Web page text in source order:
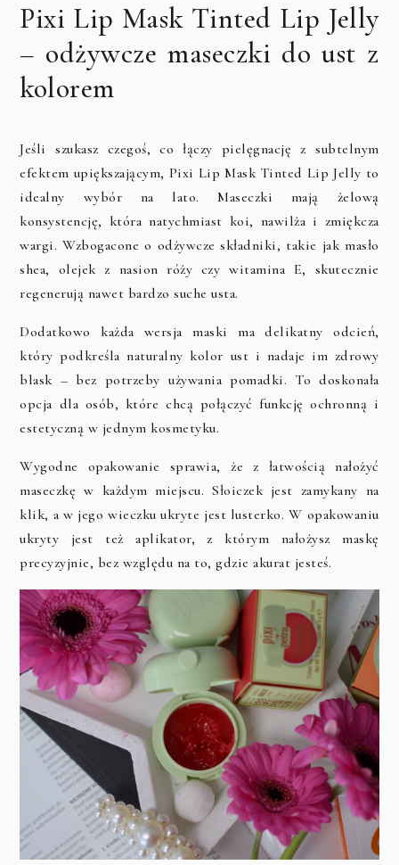
Pixi Lip Mask Tinted Lip Jelly
– odżywcze maseczki do ust z
kolorem
Jeśli szukasz czegoś, co łączy pielęgnację z subtelnym
efektem upiększającym, Pixi Lip Mask Tinted Lip Jelly to
idealny wybór na lato. Maseczki mają żelową
konsystencję, która natychmiast koi, nawilża i zmiękcza
wargi. Wzbogacone o odżywcze składniki, takie jak masło
shea, olejek z nasion róży czy witamina E, skutecznie
regenerują nawet bardzo suche usta.
Dodatkowo każda wersja maski ma delikatny odcień,
który podkreśla naturalny kolor ust i nadaje im zdrowy
blask – bez potrzeby używania pomadki. To doskonała
opcja dla osób, które chcą połączyć funkcję ochronną i
estetyczną w jednym kosmetyku.
Wygodne opakowanie sprawia, że z łatwością nałożyć
maseczkę w każdym miejscu. Słoiczek jest zamykany na
klik, a w jego wieczku ukryte jest lusterko. W opakowaniu
ukryty jest też aplikator, z którym nałożysz maskę
precyzyjnie, bez względu na to, gdzie akurat jesteś.